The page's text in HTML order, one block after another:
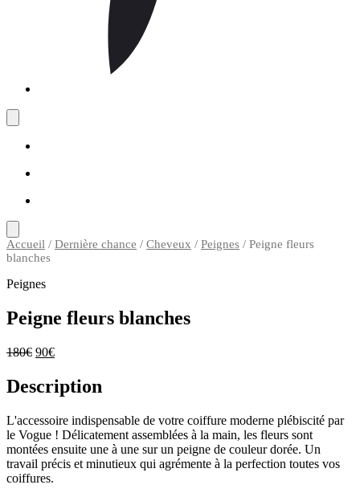
Accueil / Dernière chance / Cheveux / Peignes / Peigne fleurs
blanches
Peignes
Peigne fleurs blanches
180€ 90€
Description
L'accessoire indispensable de votre coiffure moderne plébiscité par
le Vogue ! Délicatement assemblées à la main, les fleurs sont
montées ensuite une à une sur un peigne de couleur dorée. Un
travail précis et minutieux qui agrémente à la perfection toutes vos
coiffures.